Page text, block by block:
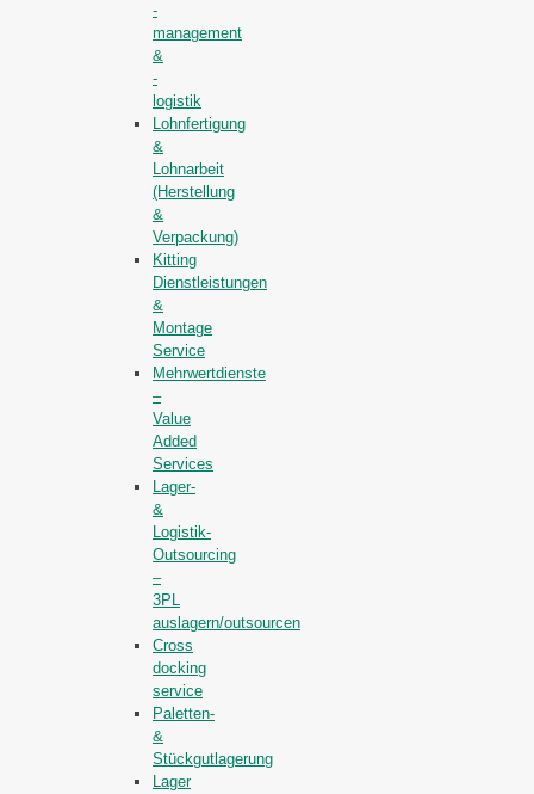
-
management
&
-
logistik
Lohnfertigung
&
Lohnarbeit
(Herstellung
&
Verpackung)
Kitting
Dienstleistungen
&
Montage
Service
Mehrwertdienste
–
Value
Added
Services
Lager-
&
Logistik-
Outsourcing
–
3PL
auslagern/outsourcen
Cross
docking
service
Paletten-
&
Stückgutlagerung
Lager